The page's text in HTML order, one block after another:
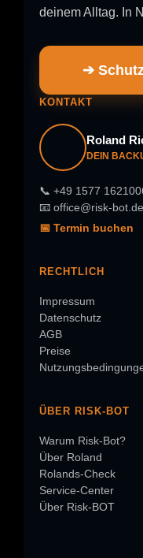
deinem Alltag. In
➔
KONTAKT
Roland
DEIN
📞 +49 1577
📧 office@risk-bot.de
📅 Termin buchen
RECHTLICH
Impressum
Datenschutz
AGB
Preise
ÜBER RISK-BOT
Warum Risk-Bot?
Über Roland
Rolands-Check
Service-Center
Über Risk-BOT